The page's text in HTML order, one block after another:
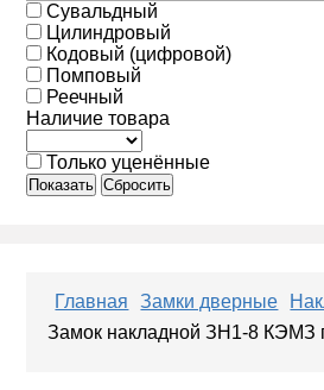
Сувальдный
Цилиндровый
Кодовый (цифровой)
Помповый
Реечный
Наличие товара
Только уценённые
Показать Сбросить
Главная Замки дверные
Замок накладной ЗН1-8 КЭМЗ